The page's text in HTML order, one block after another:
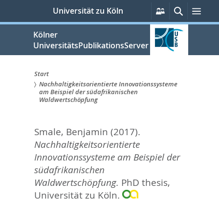
springen
Universität zu Köln
Persönliche
Services
Suche
Kölner
UniversitätsPublikationsServer
Sie
hier:
Start
Nachhaltigkeitsorientierte Innovationssysteme
am Beispiel der südafrikanischen
Waldwertschöpfung
Smale, Benjamin (2017).
Nachhaltigkeitsorientierte
Innovationssysteme am Beispiel der
südafrikanischen
Waldwertschöpfung. PhD thesis,
Universität zu Köln.